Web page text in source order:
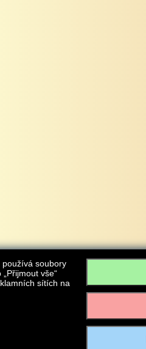
IRSI s.r.o., IČO: 28304845, se
používá soubory
vše“
sítích na